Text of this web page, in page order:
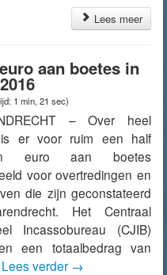
Lees meer
aan boetes in
1 min, 21 sec)
– Over heel
er voor ruim een half
euro aan boetes
voor overtredingen en
die zijn geconstateerd
Het Centraal
Incassobureau (CJIB)
een totaalbedrag van
Lees verder →